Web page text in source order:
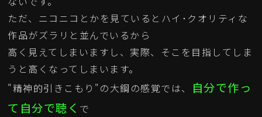
ただ、ニコニコとかを見ているとハイ･クオリティな
作品がズラリと並んでいるから
高く見えてしまいますし、実際、そこを目指してしま
うと高くなってしまいます。
"精神的引きこもり"の大鋼の感覚では、
自分で作っ
て自分で聴く で